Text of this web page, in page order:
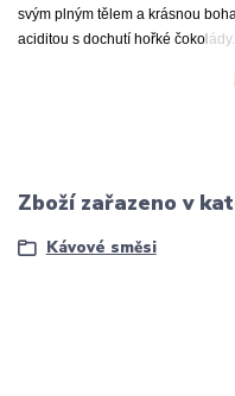
svým plným tělem a krásnou
aciditou s dochutí hořké čokolády.
Zboží zařazeno v
Kávové směsi